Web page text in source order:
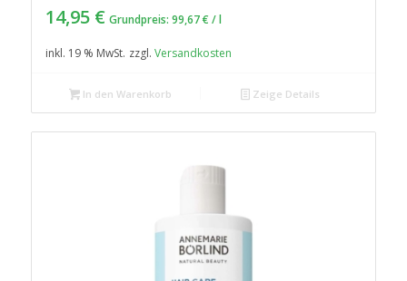
14,95 € Grundpreis: 99,67€ /l
inkl. 19 % MwSt. zzgl. Versandkosten
In den Warenkorb Zeige Details